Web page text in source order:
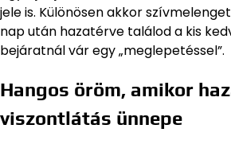
jele is. Különösen akkor
nap után hazatérve találod a kis
bejáratnál vár egy „meglepetéssel”.
Hangos öröm, amikor
viszontlátás ünnepe